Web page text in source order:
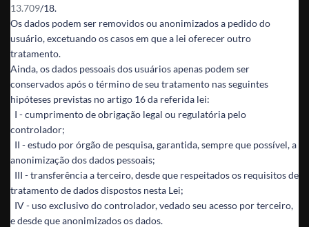
13.709/18.
Os dados podem ser removidos ou anonimizados a pedido do
usuário, excetuando os casos em que a lei oferecer outro
tratamento.
Ainda, os dados pessoais dos usuários apenas podem ser
conservados após o término de seu tratamento nas seguintes
hipóteses previstas no artigo 16 da referida lei:
I - cumprimento de obrigação legal ou regulatória pelo
controlador;
II - estudo por órgão de pesquisa, garantida, sempre que possível, a
anonimização dos dados pessoais;
III - transferência a terceiro, desde que respeitados os requisitos de
tratamento de dados dispostos nesta Lei;
IV - uso exclusivo do controlador, vedado seu acesso por terceiro,
e desde que anonimizados os dados.